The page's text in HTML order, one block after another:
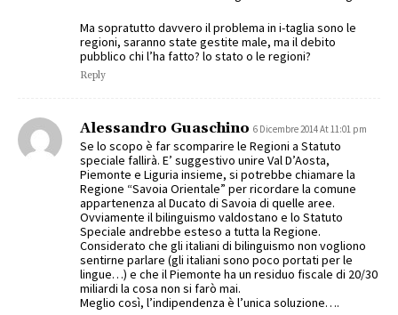
Ma sopratutto davvero il problema in i-taglia sono le
regioni, saranno state gestite male, ma il debito
pubblico chi l’ha fatto? lo stato o le regioni?
Reply
Alessandro Guaschino 6 Dicembre 2014 At 11:01 pm
Se lo scopo è far scomparire le Regioni a Statuto
speciale fallirà. E’ suggestivo unire Val D’Aosta,
Piemonte e Liguria insieme, si potrebbe chiamare la
Regione “Savoia Orientale” per ricordare la comune
appartenenza al Ducato di Savoia di quelle aree.
Ovviamente il bilinguismo valdostano e lo Statuto
Speciale andrebbe esteso a tutta la Regione.
Considerato che gli italiani di bilinguismo non vogliono
sentirne parlare (gli italiani sono poco portati per le
lingue…) e che il Piemonte ha un residuo fiscale di 20/30
miliardi la cosa non si farò mai.
Meglio così, l’indipendenza è l’unica soluzione….